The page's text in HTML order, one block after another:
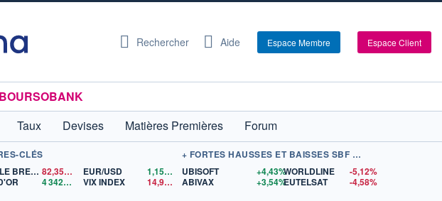
Rechercher Aide Espace Membre Espace Client
BOURSOBANK
Taux Devises Matières Premières
Forum
CLÉS
PÉTROLE BRENT
82,35
$US
4 342,26 $US
EUR/USD 1,1559
$US
VIX INDEX
14,90$US
+ FORTES HAUSSES ET BAISSES SBF 120
UBISOFT
+4,43%
ABIVAX
+3,54%
WORLDLINE
-5,12%
EUTELSAT
-4,58%